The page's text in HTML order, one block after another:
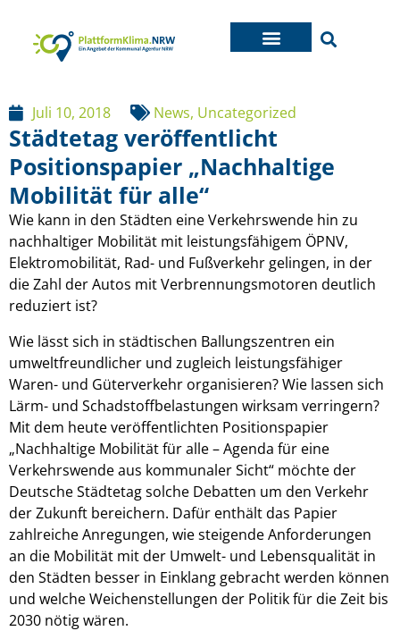
Juli 10, 2018 News, Uncategorized
Städtetag veröffentlicht
Positionspapier „Nachhaltige
Mobilität für alle“
Wie kann in den Städten eine Verkehrswende hin zu
nachhaltiger Mobilität mit leistungsfähigem ÖPNV,
Elektromobilität, Rad- und Fußverkehr gelingen, in der
die Zahl der Autos mit Verbrennungsmotoren deutlich
reduziert ist?
Wie lässt sich in städtischen Ballungszentren ein
umweltfreundlicher und zugleich leistungsfähiger
Waren- und Güterverkehr organisieren? Wie lassen sich
Lärm- und Schadstoffbelastungen wirksam verringern?
Mit dem heute veröffentlichten Positionspapier
„Nachhaltige Mobilität für alle – Agenda für eine
Verkehrswende aus kommunaler Sicht“ möchte der
Deutsche Städtetag solche Debatten um den Verkehr
der Zukunft bereichern. Dafür enthält das Papier
zahlreiche Anregungen, wie steigende Anforderungen
an die Mobilität mit der Umwelt- und Lebensqualität in
den Städten besser in Einklang gebracht werden können
und welche Weichenstellungen der Politik für die Zeit bis
2030 nötig wären.